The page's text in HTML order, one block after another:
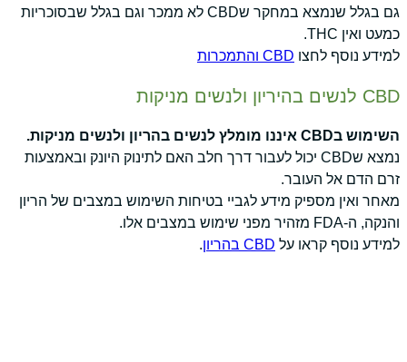
גם בגלל שנמצא במחקר שCBD לא ממכר וגם בגלל שבסוכריות
כמעט ואין THC.
למידע נוסף לחצו CBD והתמכרות
CBD לנשים בהיריון ולנשים מניקות
השימוש בCBD איננו מומלץ לנשים בהריון ולנשים מניקות.
נמצא שCBD יכול לעבור דרך חלב האם לתינוק היונק ובאמצעות
זרם הדם אל העובר.
מאחר ואין מספיק מידע לגביי בטיחות השימוש במצבים של הריון
והנקה, ה-FDA מזהיר מפני שימוש במצבים אלו.
למידע נוסף קראו על CBD בהריון .